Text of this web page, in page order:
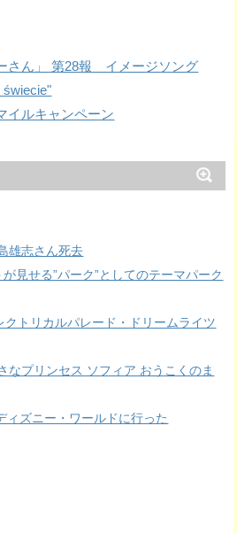
さん」 第28報 イメージソング
świecie"
イルキャンペーン
雄志さん死去
見せる”パーク”としてのテーマパーク
トリカルパレード・ドリームライツ
なプリンセス ソフィア おうこくのま
ィズニー・ワールドに行った